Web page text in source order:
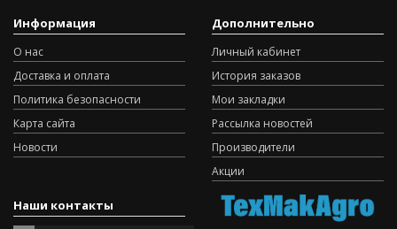
Информация
О нас
Доставка и оплата
Политика безопасности
Карта сайта
Новости
Дополнительно
Личный кабинет
История заказов
Мои закладки
Рассылка новостей
Производители
Акции
Наши контакты